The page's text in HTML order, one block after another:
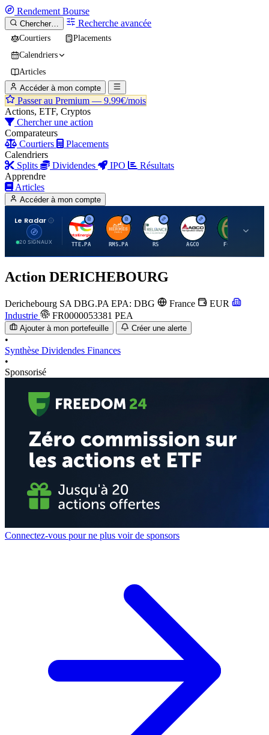
Rendement Bourse
Chercher… Recherche avancée
Courtiers
Placements
Calendriers
Articles
Accéder à mon compte
Passer au Premium — 9.99€/mois
Actions, ETF, Cryptos
Chercher une action
Comparateurs
Courtiers
Placements
Calendriers
Splits
Dividendes IPO
Résultats
Apprendre
Articles
Accéder à mon compte
Le Radar
20 SIGNAUX
T
TTE.PA
H
RMS.PA
R
RS
A
AGCO FCFS
Action DERICHEBOURG
Derichebourg SA DBG.PA EPA: DBG France
EUR
Industrie
FR0000053381 PEA
Ajouter à mon portefeuille Créer une alerte
•
Synthèse Dividendes Finances
•
Sponsorisé
Connectez-vous pour ne plus voir de sponsors